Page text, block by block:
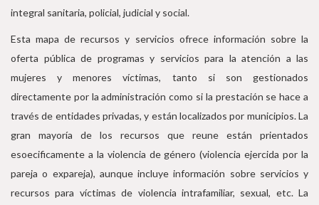
integral sanitaria, policial, judicial y social.
Esta mapa de recursos y servicios ofrece información sobre la
oferta pública de programas y servicios para la atención a las
mujeres y menores víctimas, tanto si son gestionados
directamente por la administración como si la prestación se hace a
través de entidades privadas, y están localizados por municipios. La
gran mayoría de los recursos que reune están prientados
esoecificamente a la violencia de género (violencia ejercida por la
pareja o expareja), aunque incluye información sobre servicios y
recursos para víctimas de violencia intrafamiliar, sexual, etc. La